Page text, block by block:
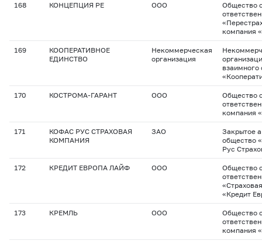
168 КОНЦЕПЦИЯ РЕ ООО
Общество
компания
169
КООПЕРАТИВНОЕ
ЕДИНСТВО
Некоммерческая
организация
взаимного
170 КОСТРОМА-ГАРАНТ ООО
Общество
компания
171
КОФАС РУС СТРАХОВАЯ
КОМПАНИЯ
ЗАО
Закрытое
общество
Рус
172 КРЕДИТ ЕВРОПА ЛАЙФ ООО
Общество
«Кредит
173 КРЕМЛЬ ООО
Общество
компания